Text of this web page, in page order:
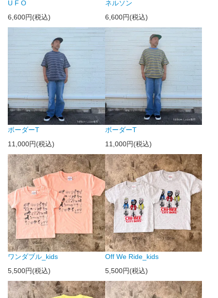
U F O
6,600円(税込)
ネルソン
6,600円(税込)
ボーダーT
11,000円(税込)
ボーダーT
11,000円(税込)
ワンダブル_kids
5,500円(税込)
Off We Ride_kids
5,500円(税込)